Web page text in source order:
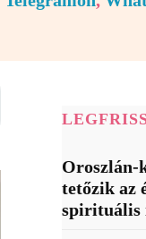
Oroszlán-
tetőzik az
spirituális